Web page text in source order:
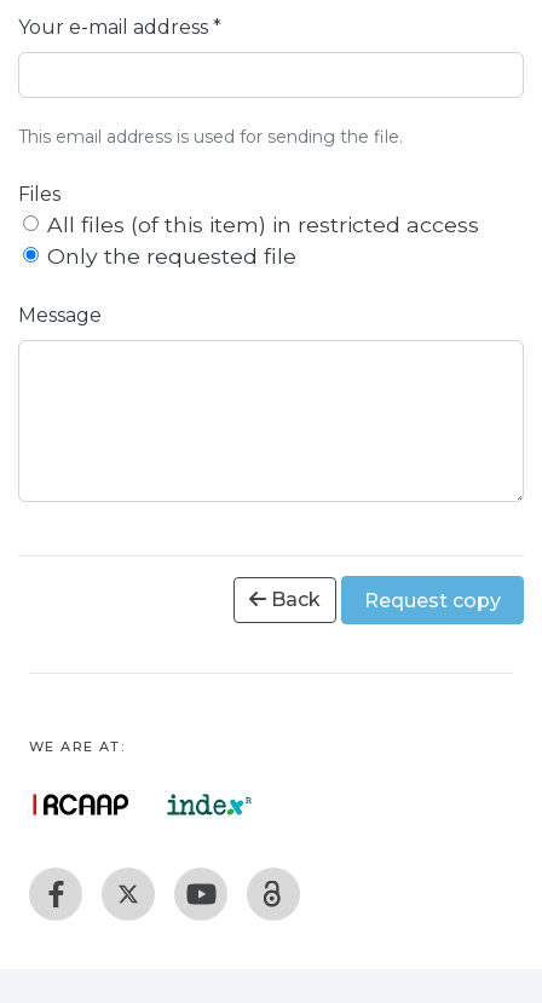
Your e-mail address *
This email address is used for sending the file.
Files
All files (of this item) in restricted access
Only the requested file
Message
Back Request copy
WE ARE AT: